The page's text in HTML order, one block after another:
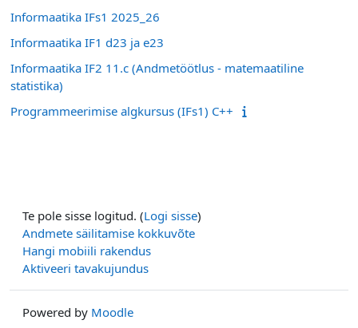
Informaatika IFs1 2025_26
Informaatika IF1 d23 ja e23
Informaatika IF2 11.c (Andmetöötlus - matemaatiline
statistika)
Programmeerimise algkursus (IFs1) C++
Te pole sisse logitud. (Logi sisse)
Andmete säilitamise kokkuvõte
Hangi mobiili rakendus
Aktiveeri tavakujundus
Powered by Moodle